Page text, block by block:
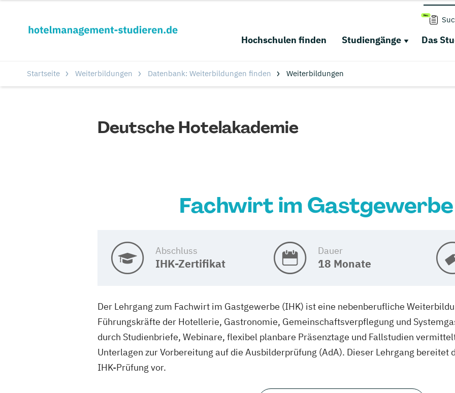
Hochschulen finden Studiengänge Das
Startseite Weiterbildungen Datenbank: Weiterbildungen finden Weiterbildungen
Deutsche Hotelakademie
Fachwirt im Gastgewerbe
Abschluss
IHK-Zertifikat
Dauer
18 Monate
Der Lehrgang zum Fachwirt im Gastgewerbe (IHK) ist eine nebenberufliche
Führungskräfte der Hotellerie, Gastronomie, Gemeinschaftsverpflegung und
durch Studienbriefe, Webinare, flexibel planbare Präsenztage und Fallstudien
Unterlagen zur Vorbereitung auf die Ausbilderprüfung (AdA). Dieser Lehrgang bereitet
IHK-Prüfung vor.